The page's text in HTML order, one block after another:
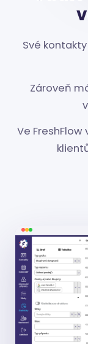
Své
Zároveň
Ve